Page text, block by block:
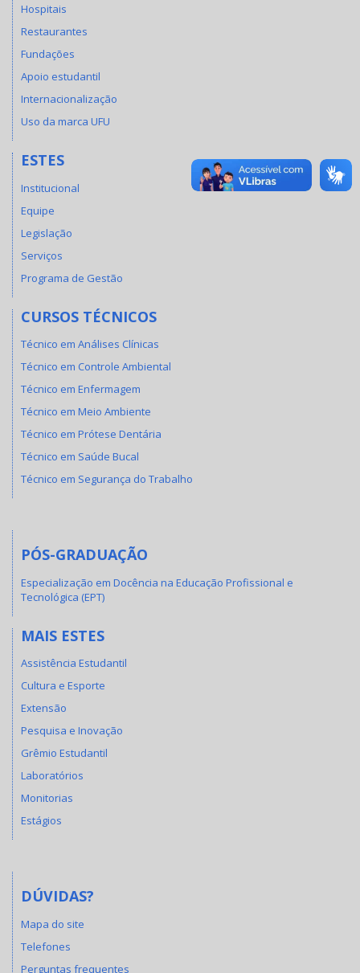
Hospitais
Restaurantes
Fundações
Apoio estudantil
Internacionalização
Uso da marca UFU
ESTES
Institucional
Equipe
Legislação
Serviços
Programa de Gestão
CURSOS TÉCNICOS
Técnico em Análises Clínicas
Técnico em Controle Ambiental
Técnico em Enfermagem
Técnico em Meio Ambiente
Técnico em Prótese Dentária
Técnico em Saúde Bucal
Técnico em Segurança do Trabalho
PÓS-GRADUAÇÃO
Especialização em Docência na Educação Profissional e
Tecnológica (EPT)
MAIS ESTES
Assistência Estudantil
Cultura e Esporte
Extensão
Pesquisa e Inovação
Grêmio Estudantil
Laboratórios
Monitorias
Estágios
DÚVIDAS?
Mapa do site
Telefones
Perguntas frequentes